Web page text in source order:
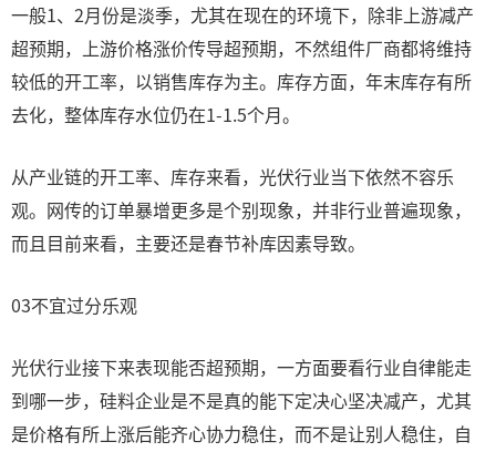
一般1、2月份是淡季，尤其在现在的环境下，除非上游减产
超预期，上游价格涨价传导超预期，不然组件厂商都将维持
较低的开工率，以销售库存为主。库存方面，年末库存有所
去化，整体库存水位仍在1-1.5个月。
从产业链的开工率、库存来看，光伏行业当下依然不容乐
观。网传的订单暴增更多是个别现象，并非行业普遍现象，
而且目前来看，主要还是春节补库因素导致。
03不宜过分乐观
光伏行业接下来表现能否超预期，一方面要看行业自律能走
到哪一步，硅料企业是不是真的能下定决心坚决减产，尤其
是价格有所上涨后能齐心协力稳住，而不是让别人稳住，自